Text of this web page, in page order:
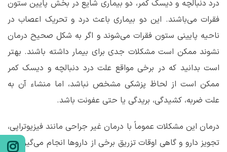
درد دنبالچه و دیسک کمر، دو بیماری شایع در بخش پایین ستون
فقرات می‌باشند. این دو بیماری باعث درد و تحریک اعصاب در
ناحیه پایینی ستون فقرات می‌شوند و اگر به شکل صحیح درمان
نشوند ممکن است مشکلات جدی برای بیمار داشته باشند. بهتر
است بدانید که در برخی مواقع علت درد دنبالچه و دیسک کمر
ممکن است از لحاظ پزشکی مشخص نباشد، اما منشاء آن به
علت ضربه، کشیدگی، بریدگی یا حتی عفونت باشد.
درمان این مشکلات عموماً با درمان غیر جراحی مانند فیزیوتراپی،
تجویز دارو و گاهی اوقات تزریق برخی از داروها انجام می‌گیرد. در